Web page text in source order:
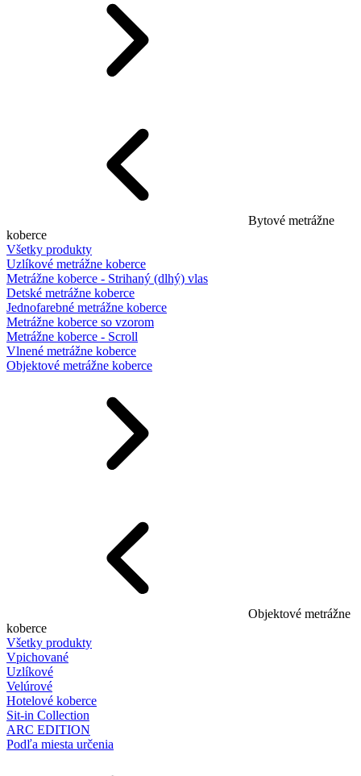
Bytové metrážne
koberce
Všetky produkty
Uzlíkové metrážne koberce
Metrážne koberce - Strihaný (dlhý) vlas
Detské metrážne koberce
Jednofarebné metrážne koberce
Metrážne koberce so vzorom
Metrážne koberce - Scroll
Vlnené metrážne koberce
Objektové metrážne koberce
Objektové metrážne
koberce
Všetky produkty
Vpichované
Uzlíkové
Velúrové
Hotelové koberce
Sit-in Collection
ARC EDITION
Podľa miesta určenia